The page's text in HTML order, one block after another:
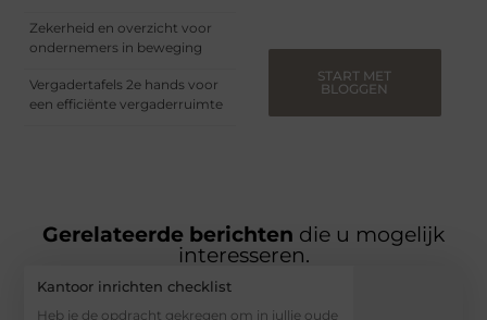
Zekerheid en overzicht voor
ondernemers in beweging
Vergadertafels 2e hands voor
een efficiënte vergaderruimte
START MET
BLOGGEN
Gerelateerde berichten die u mogelijk
interesseren.
Kantoor inrichten checklist
Heb je de opdracht gekregen om in jullie oude